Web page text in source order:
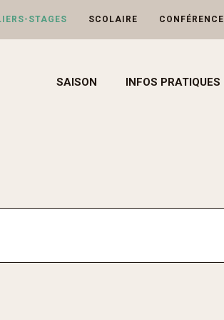
STAGES SCOLAIRE CONFÉRENCE
SAISON INFOS PRATIQUES